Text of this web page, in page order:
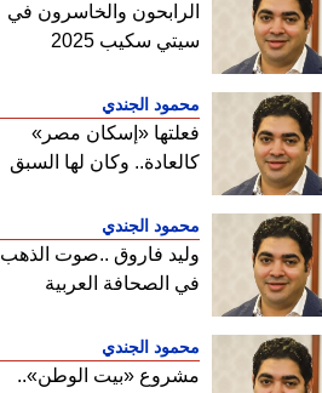
الرابحون والخاسرون في
سيتي سكيب 2025
محمود الجندي
فعلتها «إسكان مصر»
كالعادة.. وكان لها السبق
أراضي الساحل الشمالي
محمود الجندي
وليد فاروق ..صوت الذهب
في الصحافة العربية
محمود الجندي
مشروع «بيت الوطن»..